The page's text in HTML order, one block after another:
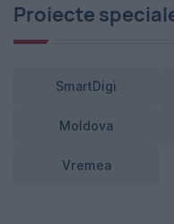
Proiecte
SmartDigi
Moldova
Vremea